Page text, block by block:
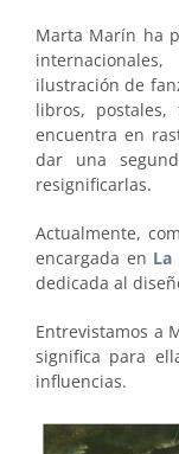
Marta Marín ha
ilustración de
libros, postales,
encuentra en
dar una
resignificarlas.
Actualmente,
encargada en La
dedicada al
Entrevistamos a
significa para
influencias.